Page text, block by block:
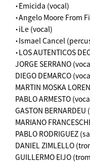
・Emicida (vocal)
・Angelo Moore From
・iLe (vocal)
・Ismael Cancel
・LOS AUTENTICOS
JORGE SERRANO
DIEGO DEMARCO
MARTIN MOSKA
PABLO ARMESTO
GASTON
MARIANO
PABLO RODRIGUEZ
DANIEL ZIMLELLO
GUILLERMO EIJO